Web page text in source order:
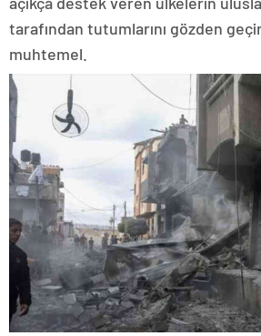
tarafından tutumlarını gözden
muhtemel.